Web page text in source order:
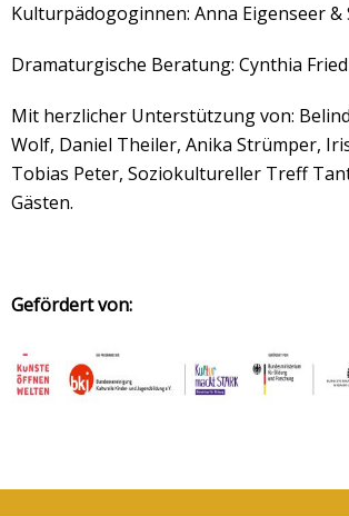
Kulturpädogoginnen: Anna Eigenseer &
Dramaturgische Beratung: Cynthia
Mit herzlicher Unterstützung von:
Wolf, Daniel Theiler, Anika Strümper,
Tobias Peter, Soziokultureller Treff
Gästen.
Gefördert von: